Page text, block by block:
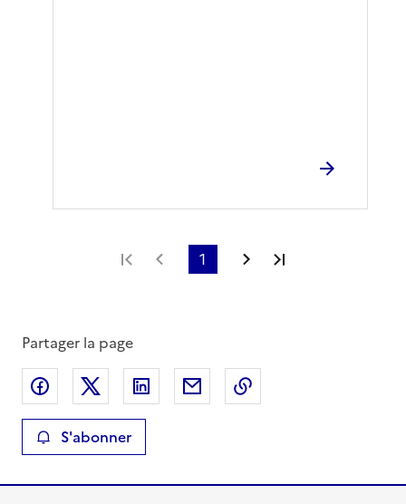
Première page
Page précédente
1 Page suivante
Partager la page
Partager sur Facebook
Partager sur XPartager sur LinkedIn
Partager par email
S'abonner